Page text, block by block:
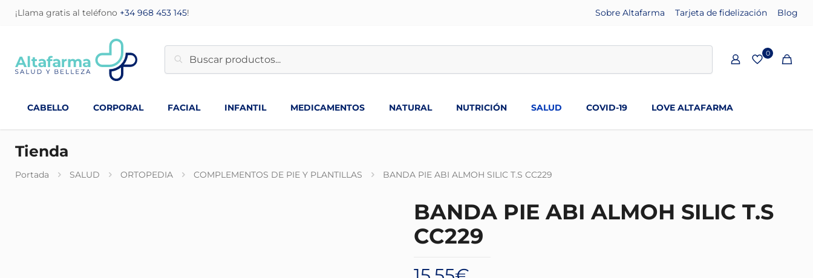
¡Llama gratis al teléfono +34 968 453 145! Sobre Altafarma Tarjeta de fidelización Blog
0
CABELLO CORPORAL FACIAL INFANTIL MEDICAMENTOS NATURAL NUTRICIÓN SALUD COVID-19 LOVE ALTAFARMA
Tienda
Portada SALUD ORTOPEDIA COMPLEMENTOS DE PIE Y PLANTILLAS BANDA PIE ABI ALMOH SILIC T.S CC229
BANDA PIE ABI ALMOH SILIC T.S
CC229